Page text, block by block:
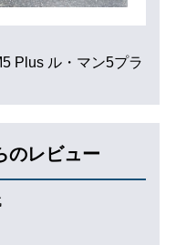
Plus ル・マン5プラ
のレビュー